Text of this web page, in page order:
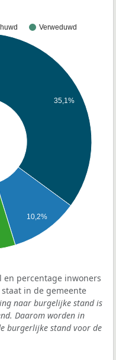
Verweduwd
35,1%
10,2%
en percentage inwoners
in de gemeente
naar burgelijke stand is
Daarom worden in
burgerlijke stand voor de